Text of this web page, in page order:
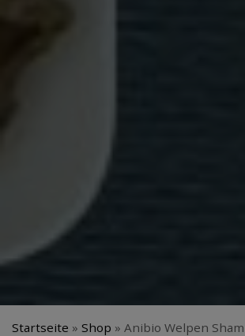
Startseite » Shop » Anibio Welpen